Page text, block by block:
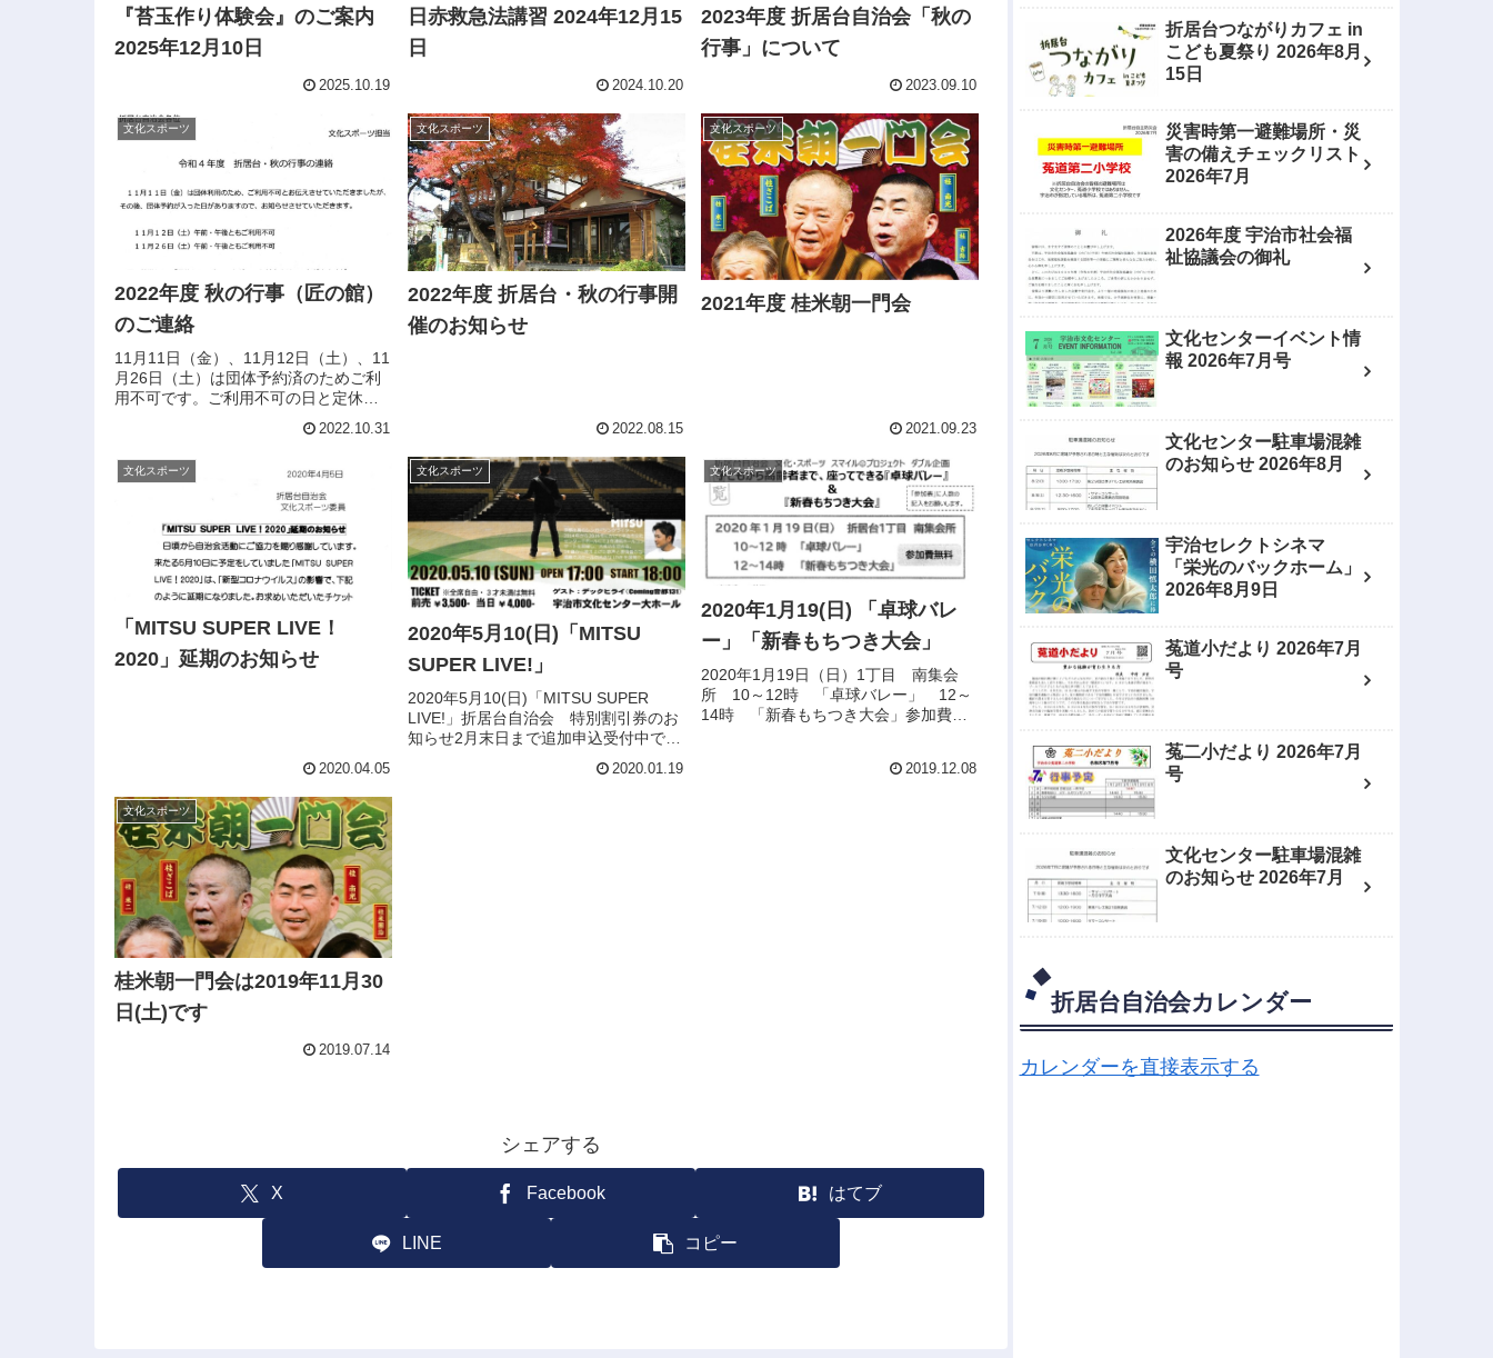
『苔玉作り体験会』のご案内
2025年12月10日
2025.10.19
日赤救急法講習 2024年12月15
日
2024.10.20
2023年度 折居台自治会「秋の
行事」について
2023.09.10
文化スポーツ
2022年度 秋の行事（匠の館）
のご連絡
11月11日（金）、11月12日（土）、11
月26日（土）は団体予約済のためご利
用不可です。ご利用不可の日と定休日
できますが、混んでる場合はご案内が
遅れることもあります。事前に電話で
ご予約いただければご希望...
2022.10.31
文化スポーツ
2022年度 折居台・秋の行事開
催のお知らせ
2022.08.15
文化スポーツ
2021年度 桂米朝一門会
2021.09.23
文化スポーツ
「MITSU SUPER LIVE！
2020」延期のお知らせ
2020.04.05
文化スポーツ
2020年5月10(日)「MITSU
SUPER LIVE!」
2020年5月10(日)「MITSU SUPER
LIVE!」折居台自治会 特別割引券のお
知らせ2月末日まで追加申込受付中で
2020.01.19
文化スポーツ
2020年1月19(日) 「卓球バレ
ー」「新春もちつき大会」
2020年1月19日（日）1丁目 南集会
所 10～12時 「卓球バレー」 12～
14時 「新春もちつき大会」参加費無
す。よろしくお願いします。 2019.12.08
文化スポーツ
桂米朝一門会は2019年11月30
日(土)です
2019.07.14
シェアする
X Facebook はてブ
LINE コピー
折居台つながりカフェ in
こども夏祭り 2026年8月
15日
災害時第一避難場所・災
害の備えチェックリスト
2026年7月
2026年度 宇治市社会福
祉協議会の御礼
文化センターイベント情
報 2026年7月号
文化センター駐車場混雑
のお知らせ 2026年8月
宇治セレクトシネマ
「栄光のバックホーム」
2026年8月9日
菟道小だより 2026年7月
号
菟二小だより 2026年7月
号
文化センター駐車場混雑
のお知らせ 2026年7月
折居台自治会カレンダー
カレンダーを直接表示する